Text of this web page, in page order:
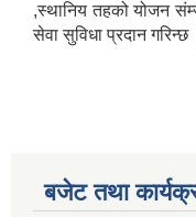
,स्थानिय तहको योजन
सेवा सुविधा प्रदान गरिन्छ
बजेट तथा